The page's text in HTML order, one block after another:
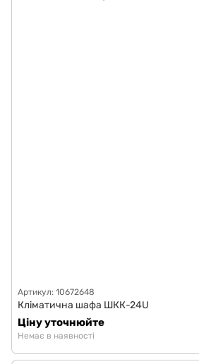
Артикул: 10672648
Кліматична шафа ШКК-24U
Ціну уточнюйте
Немає в наявності